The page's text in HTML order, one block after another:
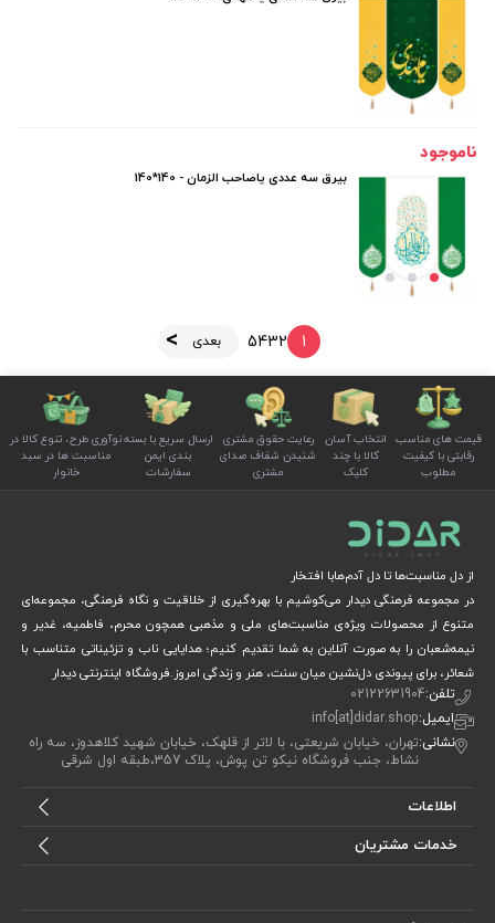
ناموجود
بیرق سه عددی یاصاحب الزمان - 140*140
1
2
3
4
5 بعدی
قیمت های مناسب
رقابتی با کیفیت
مطلوب
انتخاب آسان
کالا با چند
کلیک
رعایت حقوق مشتری
شنیدن شفاف صدای
مشتری
ارسال سریع با بسته
بندی ایمن
سفارشات
نوآوری طرح، تنوع کالا در
مناسبت ها در سبد
خانوار
از دل مناسبت‌ها تا دل آدم‌هابا افتخار
در مجموعه فرهنگی دیدار می‌کوشیم با بهره‌گیری از خلاقیت و نگاه فرهنگی، مجموعه‌ای
متنوع از محصولات ویژه‌ی مناسبت‌های ملی و مذهبی همچون محرم، فاطمیه، غدیر و
نیمه‌شعبان را به صورت آنلاین به شما تقدیم کنیم؛ هدایایی ناب و تزئیناتی متناسب با
شعائر، برای پیوندی دل‌نشین میان سنت، هنر و زندگی امروز.فروشگاه اینترنتی دیدار
تلفن:02122631904
ایمیل:info[at]didar.shop
نشانی:تهران، خیابان شریعتی، با لاتر از قلهک، خیابان شهید کلاهدوز، سه راه
نشاط، جنب فروشگاه نیکو تن پوش، پلاک 357،طبقه اول شرقی
اطلاعات
خدمات مشتریان